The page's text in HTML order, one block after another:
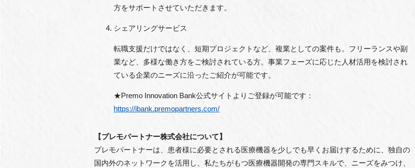
方をサポートさせていただきます。
シェアリングサービス
転職支援だけではなく、短期プロジェクトなど、複業としての案件も。フリーランスや副
業など、多様な働き方をご検討されている方。事業フェーズに応じた人材活用を検討され
ている企業のニーズに沿ったご紹介が可能です。
★Premo Innovation Bank公式サイトよりご登録が可能です：
https://ibank.premopartners.com/
【プレモパートナー株式会社について】
プレモパートナーは、患者様に必要とされる医療機器を少しでも早くお届けするために、独自の
国内外のネットワークを活用し、私たちがもつ医療機器開発の専門スキルで、ニーズをみつけ、